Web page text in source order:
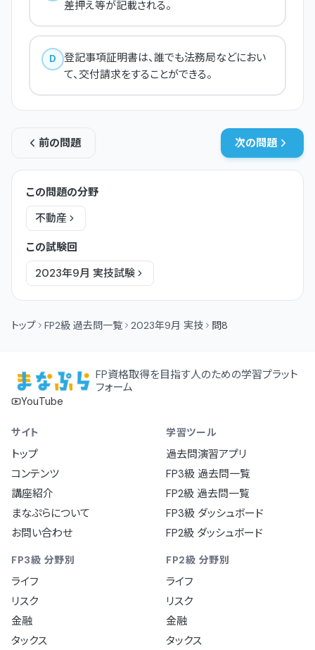
差押え等が記載される。
D
登記事項証明書は、誰でも法務局などにおい
て、交付請求をすることができる。
前の問題 次の問題
この問題の分野
不動産
この試験回
2023年9月 実技試験
トップ FP2級 過去問一覧 2023年9月 実技 問8
FP資格取得を目指す人のための学習プラット
フォーム
YouTube
サイト
トップ
コンテンツ
講座紹介
まなぷらについて
お問い合わせ
学習ツール
過去問演習アプリ
FP3級 過去問一覧
FP2級 過去問一覧
FP3級 ダッシュボード
FP2級 ダッシュボード
FP3級 分野別
ライフ
リスク
金融
タックス
FP2級 分野別
ライフ
リスク
金融
タックス